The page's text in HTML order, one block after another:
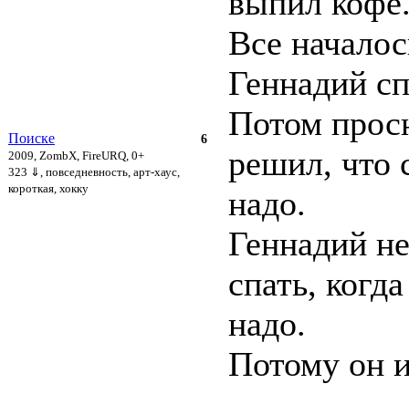
6
Поиске
2009, ZombX, FireURQ, 0+
323 ⇓ , повседневность, арт-хаус,
короткая, хокку
Все
Геннадий
Потом
решил, что
надо.
Геннадий
спать,
надо.
Потому он